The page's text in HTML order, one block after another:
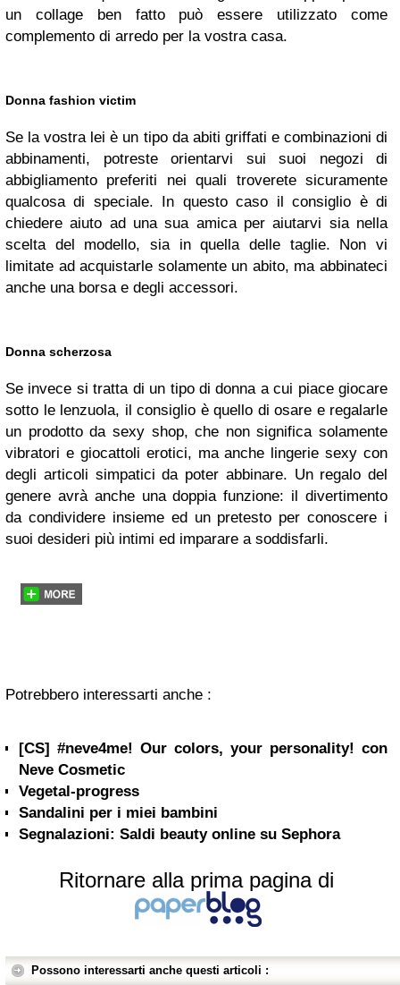
un collage ben fatto può essere utilizzato come
complemento di arredo per la vostra casa.
Donna fashion victim
Se la vostra lei è un tipo da abiti griffati e combinazioni di
abbinamenti, potreste orientarvi sui suoi negozi di
abbigliamento preferiti nei quali troverete sicuramente
qualcosa di speciale. In questo caso il consiglio è di
chiedere aiuto ad una sua amica per aiutarvi sia nella
scelta del modello, sia in quella delle taglie. Non vi
limitate ad acquistarle solamente un abito, ma abbinateci
anche una borsa e degli accessori.
Donna scherzosa
Se invece si tratta di un tipo di donna a cui piace giocare
sotto le lenzuola, il consiglio è quello di osare e regalarle
un prodotto da sexy shop, che non significa solamente
vibratori e giocattoli erotici, ma anche lingerie sexy con
degli articoli simpatici da poter abbinare. Un regalo del
genere avrà anche una doppia funzione: il divertimento
da condividere insieme ed un pretesto per conoscere i
suoi desideri più intimi ed imparare a soddisfarli.
Potrebbero interessarti anche :
[CS] #neve4me! Our colors, your personality! con
Neve Cosmetic
Vegetal-progress
Sandalini per i miei bambini
Segnalazioni: Saldi beauty online su Sephora
Ritornare alla prima pagina di
Possono interessarti anche questi articoli :